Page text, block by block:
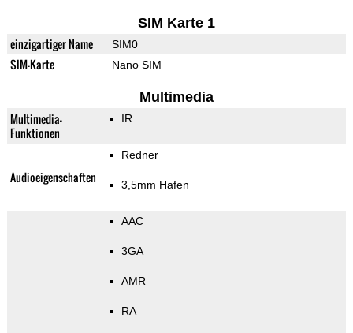
SIM Karte 1
einzigartiger Name SIM0
SIM-Karte Nano SIM
Multimedia
Multimedia-
Funktionen
IR
Audioeigenschaften
Redner
3,5mm Hafen
AAC
3GA
AMR
RA